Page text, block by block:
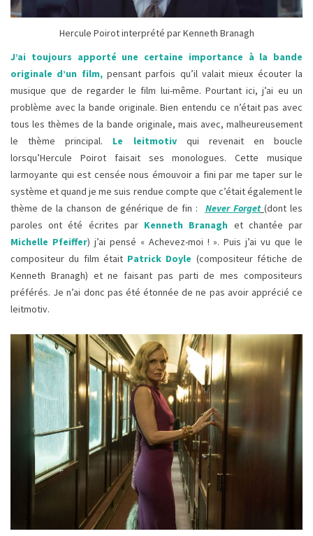
Hercule Poirot interprété par Kenneth Branagh
J’ai toujours apporté une certaine importance à la bande
originale d’un film,pensant parfois qu’il valait mieux écouter la
musique que de regarder le film lui-même. Pourtant ici, j’ai eu un
problème avec la bande originale. Bien entendu ce n’était pas avec
tous les thèmes de la bande originale, mais avec, malheureusement
le thème principal. Le leitmotiv
qui revenait en boucle
lorsqu’Hercule Poirot faisait ses monologues. Cette musique
larmoyante qui est censée nous émouvoir a fini par me taper sur le
système et quand je me suis rendue compte que c’était également le
thème de la chanson de générique de fin : Never Forget (dont les
paroles ont été écrites par Kenneth Branagh et chantée par
Michelle Pfeiffer) j’ai pensé « Achevez-moi ! ». Puis j’ai vu que le
compositeur du film était Patrick Doyle (compositeur fétiche de
Kenneth Branagh) et ne faisant pas parti de mes compositeurs
préférés. Je n’ai donc pas été étonnée de ne pas avoir apprécié ce
leitmotiv.